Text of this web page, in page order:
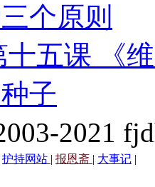
个原则
五课 《
子
2021
护持网站 | 报恩斋 | 大事记 |